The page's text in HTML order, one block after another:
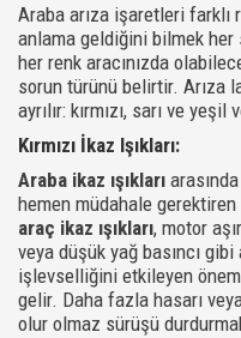
Araba arıza işaretleri farklı
anlama geldiğini bilmek
her renk aracınızda
sorun türünü belirtir. Arıza
ayrılır: kırmızı, sarı ve yeşil
Kırmızı İkaz Işıkları:
Araba ikaz ışıkları
hemen müdahale
araç ikaz ışıkları, motor
veya düşük yağ basıncı
işlevselliğini etkileyen
gelir. Daha fazla hasarı
olur olmaz sürüşü